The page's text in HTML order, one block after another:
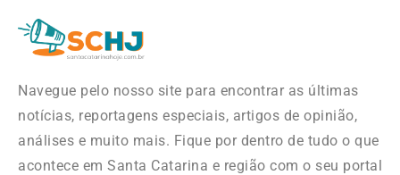
Navegue pelo nosso site para encontrar as últimas
notícias, reportagens especiais, artigos de opinião,
análises e muito mais. Fique por dentro de tudo o que
acontece em Santa Catarina e região com o seu portal